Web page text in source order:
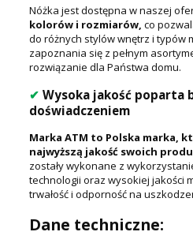
Nóżka jest dostępna w naszej
kolorów i rozmiarów, co
do różnych stylów wnętrz i typów
zapoznania się z pełnym
rozwiązanie dla Państwa domu.
✔ Wysoka jakość poparta
doświadczeniem
Marka ATM to Polska marka,
najwyższą jakość swoich
zostały wykonane z
technologii oraz wysokiej jakości
trwałość i odporność na
Dane techniczne: